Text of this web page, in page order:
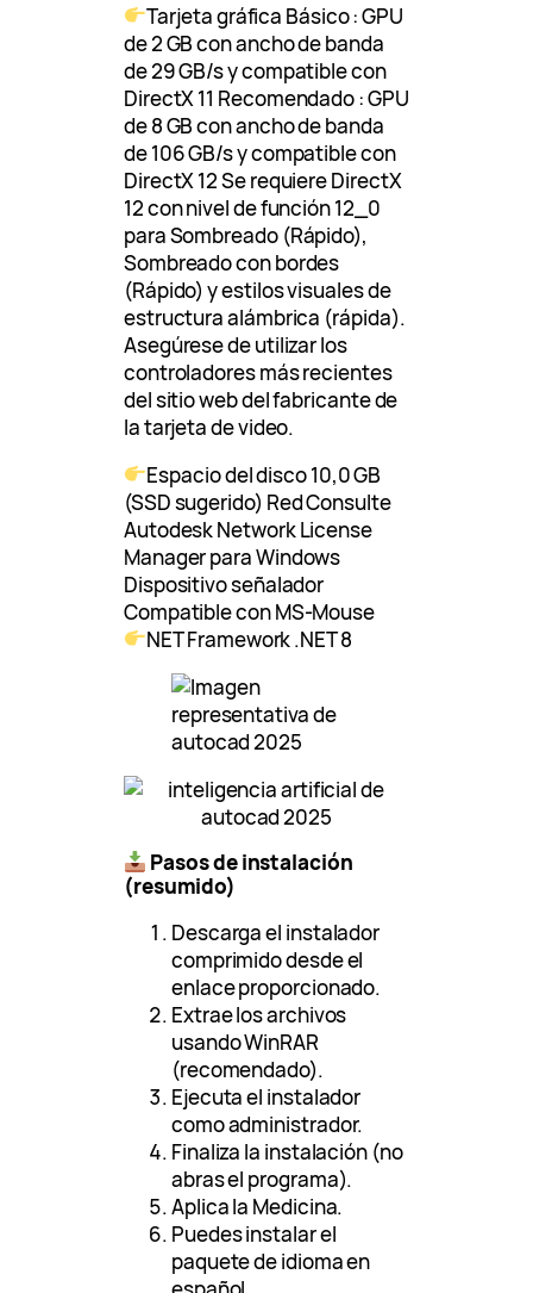
Tarjeta gráfica Básico : GPU
de 2 GB con ancho de banda
de 29 GB/s y compatible con
DirectX 11 Recomendado : GPU
de 8 GB con ancho de banda
de 106 GB/s y compatible con
DirectX 12 Se requiere DirectX
12 con nivel de función 12_0
para Sombreado (Rápido),
Sombreado con bordes
(Rápido) y estilos visuales de
estructura alámbrica (rápida).
Asegúrese de utilizar los
controladores más recientes
del sitio web del fabricante de
la tarjeta de video.
Espacio del disco 10,0 GB
(SSD sugerido) Red Consulte
Autodesk Network License
Manager para Windows
Dispositivo señalador
Compatible con MS-Mouse
NET Framework .NET 8
Pasos de instalación
(resumido)
Descarga el instalador
comprimido desde el
enlace proporcionado.
Extrae los archivos
usando WinRAR
(recomendado).
Ejecuta el instalador
como administrador.
Finaliza la instalación (no
abras el programa).
Aplica la Medicina.
Puedes instalar el
paquete de idioma en